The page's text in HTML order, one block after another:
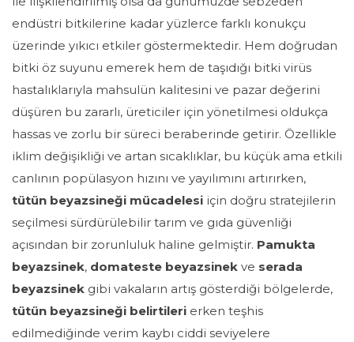
endüstri bitkilerine kadar yüzlerce farklı konukçu
üzerinde yıkıcı etkiler göstermektedir. Hem doğrudan
bitki öz suyunu emerek hem de taşıdığı bitki virüs
hastalıklarıyla mahsulün kalitesini ve pazar değerini
düşüren bu zararlı, üreticiler için yönetilmesi oldukça
hassas ve zorlu bir süreci beraberinde getirir. Özellikle
iklim değişikliği ve artan sıcaklıklar, bu küçük ama etkili
canlının popülasyon hızını ve yayılımını artırırken,
tütün beyazsineği mücadelesi için doğru stratejilerin
seçilmesi sürdürülebilir tarım ve gıda güvenliği
açısından bir zorunluluk haline gelmiştir. Pamukta
beyazsinek, domateste beyazsinek ve serada
beyazsinek gibi vakaların artış gösterdiği bölgelerde,
tütün beyazsineği belirtileri erken teşhis
edilmediğinde verim kaybı ciddi seviyelere